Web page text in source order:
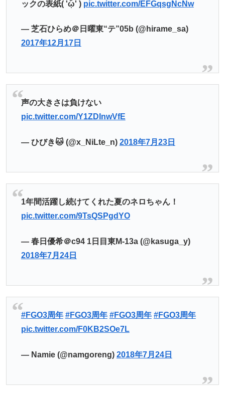
ックの表紙( 'ᾥ' ) pic.twitter.com/EFGqsgNcNw
— 芝石ひらめ＠日曜東“テ”05b (@hirame_sa)
2017年12月17日
声の大きさは負けない
pic.twitter.com/Y1ZDInwVfE
— ひびき🐱 (@x_NiLte_n) 2018年7月23日
1年間活躍し続けてくれた夏のネロちゃん！
pic.twitter.com/9TsQSPgdYO
— 春日優希＠c94 1日目東M-13a (@kasuga_y)
2018年7月24日
#FGO3周年 #FGO3周年 #FGO3周年 #FGO3周年
pic.twitter.com/F0KB2SOe7L
— Namie (@namgoreng) 2018年7月24日